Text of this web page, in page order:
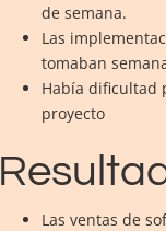
de semana.
Las
tomaban
Había dificultad
proyecto
Las ventas de